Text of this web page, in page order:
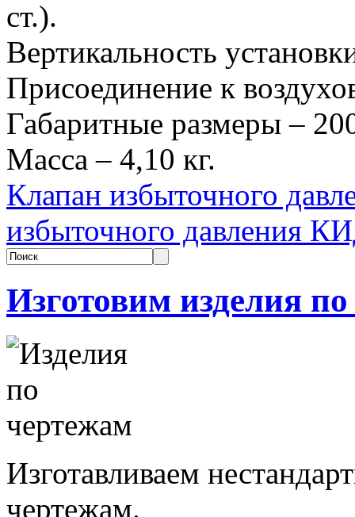
ст.).
Вертикальность
Присоединение к
Габаритные размеры –
Масса – 4,10 кг.
Клапан избыточного
избыточного давления
Изготовим изделия
Изготавливаем
чертежам.